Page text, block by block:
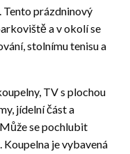
Tento prázdninový
a v okolí se
stolnímu tenisu a
TV s plochou
jídelní část a
se pochlubit
Koupelna je vybavená